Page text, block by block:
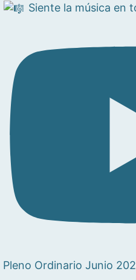
Siente la música en
Pleno Ordinario Junio